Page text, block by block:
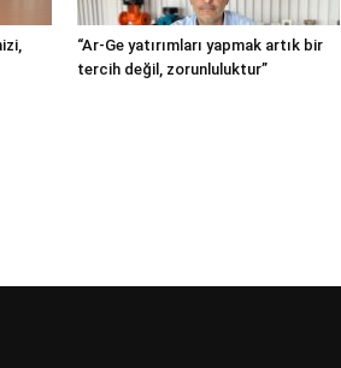
“Ar-Ge yatırımları yapmak artık bir
tercih değil, zorunluluktur”